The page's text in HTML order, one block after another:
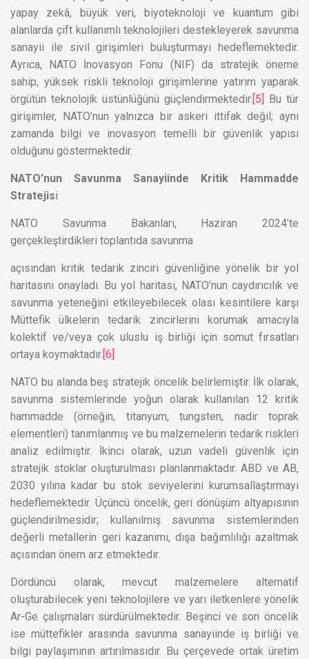
yapay zekâ, büyük veri, biyoteknoloji ve kuantum gibi
alanlarda çift kullanımlı teknolojileri destekleyerek savunma
sanayii ile sivil girişimleri buluşturmayı hedeflemektedir.
Ayrıca, NATO İnovasyon Fonu (NIF) da stratejik öneme
sahip, yüksek riskli teknoloji girişimlerine yatırım yaparak
örgütün teknolojik üstünlüğünü güçlendirmektedir. [5] Bu tür
girişimler, NATO’nun yalnızca bir askeri ittifak değil; aynı
zamanda bilgi ve inovasyon temelli bir güvenlik yapısı
olduğunu göstermektedir.
NATO’nun Savunma Sanayiinde Kritik Hammadde
Stratejisi
NATO Savunma Bakanları, Haziran 2024’te
gerçekleştirdikleri toplantıda savunma
açısından kritik tedarik zinciri güvenliğine yönelik bir yol
haritasını onayladı. Bu yol haritası, NATO’nun caydırıcılık ve
savunma yeteneğini etkileyebilecek olası kesintilere karşı
Müttefik ülkelerin tedarik zincirlerini korumak amacıyla
kolektif ve/veya çok uluslu iş birliği için somut fırsatları
ortaya koymaktadır. [6]
NATO bu alanda beş stratejik öncelik belirlemiştir. İlk olarak,
savunma sistemlerinde yoğun olarak kullanılan 12 kritik
hammadde (örneğin, titanyum, tungsten, nadir toprak
elementleri) tanımlanmış ve bu malzemelerin tedarik riskleri
analiz edilmiştir. İkinci olarak, uzun vadeli güvenlik için
stratejik stoklar oluşturulması planlanmaktadır. ABD ve AB,
2030 yılına kadar bu stok seviyelerini kurumsallaştırmayı
hedeflemektedir. Üçüncü öncelik, geri dönüşüm altyapısının
güçlendirilmesidir; kullanılmış savunma sistemlerinden
değerli metallerin geri kazanımı, dışa bağımlılığı azaltmak
açısından önem arz etmektedir.
Dördüncü olarak, mevcut malzemelere alternatif
oluşturabilecek yeni teknolojilere ve yarı iletkenlere yönelik
Ar-Ge çalışmaları sürdürülmektedir. Beşinci ve son öncelik
ise müttefikler arasında savunma sanayiinde iş birliği ve
bilgi paylaşımının artırılmasıdır. Bu çerçevede ortak üretim